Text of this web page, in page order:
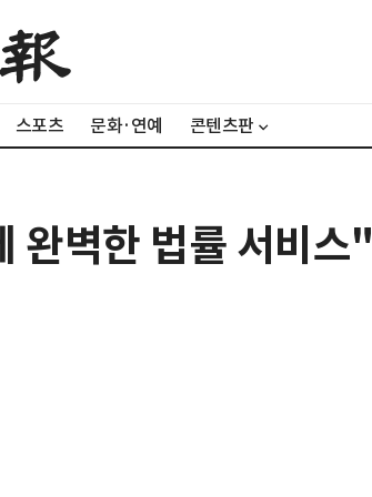
스포츠 문화·연예 콘텐츠판
완벽한 법률 서비스"